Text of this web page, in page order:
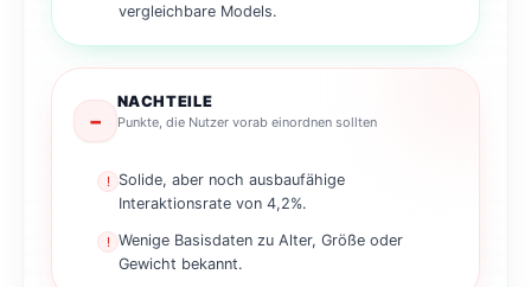
vergleichbare Models.
−
NACHTEILE
Punkte, die Nutzer vorab einordnen sollten
! Solide, aber noch ausbaufähige
Interaktionsrate von 4,2%.
! Wenige Basisdaten zu Alter, Größe oder
Gewicht bekannt.